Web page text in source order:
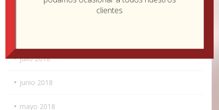
julio 2018
junio 2018
mayo 2018
clientes